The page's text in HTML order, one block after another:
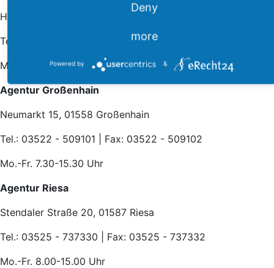
Hauptstraße 22, 01689 Weinböhla
Tel.: 035243 - 32963 | Fax: 035243 - 32962
Mo.-Fr. 7.00-15.00 Uhr
Agentur Großenhain
Neumarkt 15, 01558 Großenhain
Tel.: 03522 - 509101 | Fax: 03522 - 509102
Mo.-Fr. 7.30-15.30 Uhr
Agentur Riesa
Stendaler Straße 20, 01587 Riesa
Tel.: 03525 - 737330 | Fax: 03525 - 737332
Mo.-Fr. 8.00-15.00 Uhr
Deny
more
Powered by &